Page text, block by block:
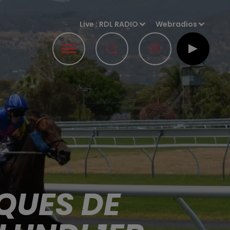
Live : RDL RADIO Webradios
DE